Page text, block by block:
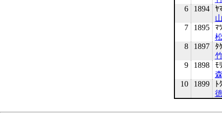
6
1894
ﾔ
7
1895
ﾏ
8
1897
ﾀ
9
1898
ﾓ
10
1899
ﾄ